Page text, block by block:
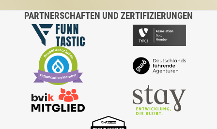
PARTNERSCHAFTEN UND ZERTIFIZIERUNGEN